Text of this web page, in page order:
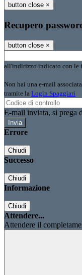
button close ×
Recupero
button close ×
all'indirizzo indicato con le
Non hai una e-mail
tramite la Login Spaggiari
E-mail inviata, si prega
Errore
Chiudi
Successo
Chiudi
Informazione
Chiudi
Attendere...
Attendere il